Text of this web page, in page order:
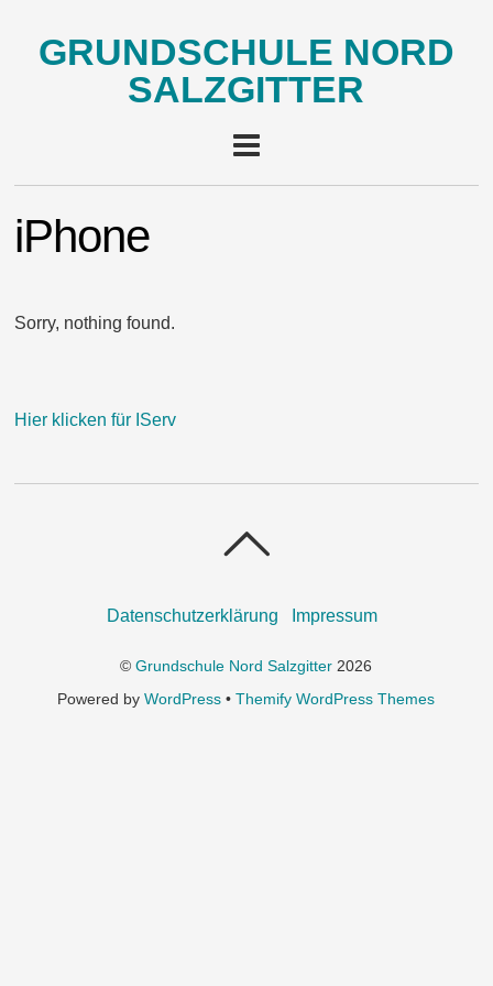
GRUNDSCHULE NORD
SALZGITTER
iPhone
Sorry, nothing found.
Hier klicken für IServ
Datenschutzerklärung Impressum
©Grundschule Nord Salzgitter 2026
Powered byWordPress •Themify WordPress Themes